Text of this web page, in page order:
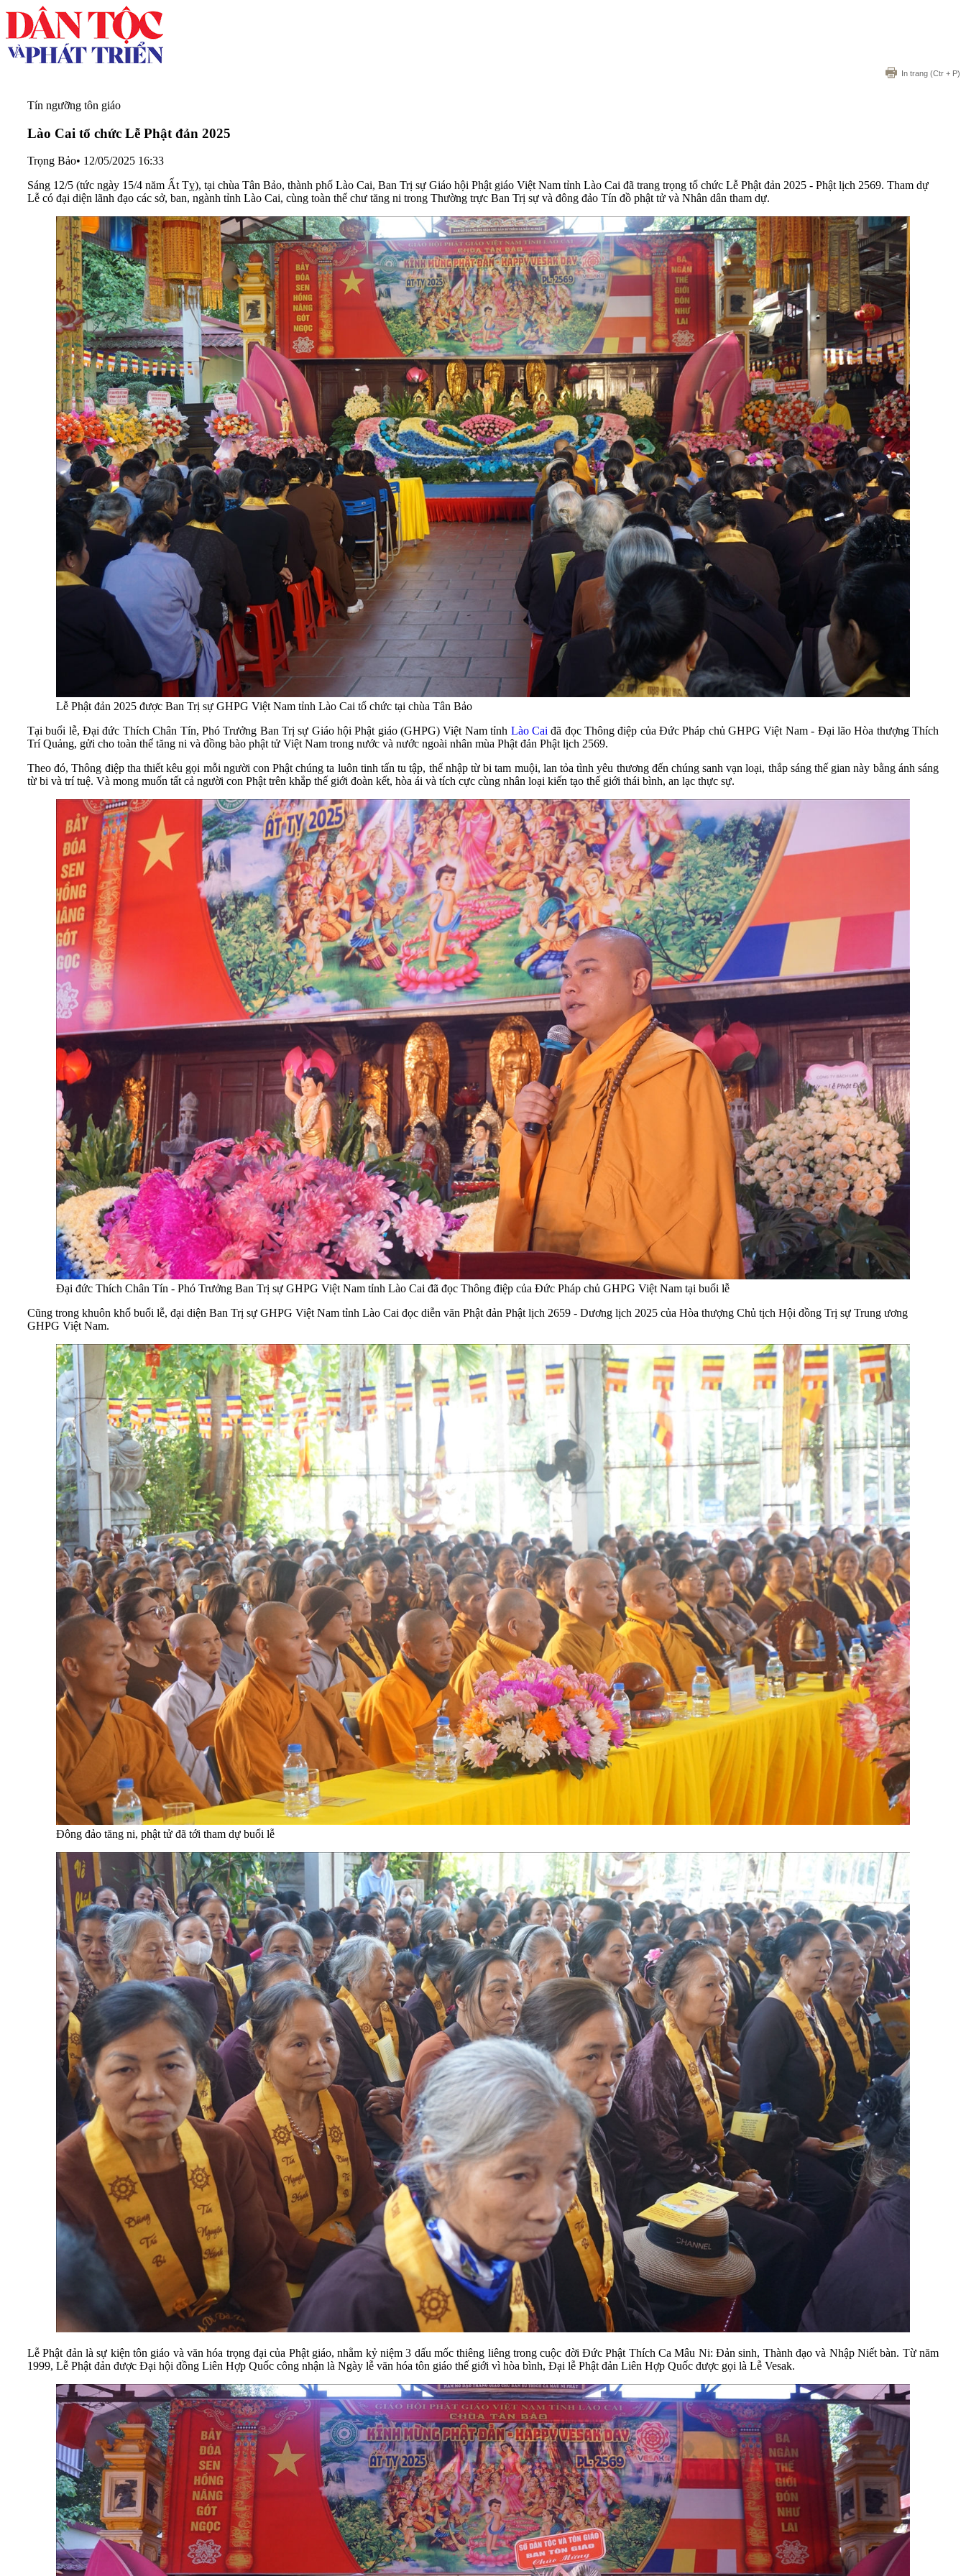
In trang (Ctr + P)
Tín ngưỡng tôn giáo
Lào Cai tổ chức Lễ Phật đản 2025
Trọng Bảo• 12/05/2025 16:33
Sáng 12/5 (tức ngày 15/4 năm Ất Tỵ), tại chùa Tân Bảo, thành phố Lào Cai, Ban Trị sự Giáo hội Phật giáo Việt Nam tỉnh Lào Cai đã trang trọng tổ chức Lễ Phật đản 2025 - Phật lịch 2569. Tham dự
Lễ có đại diện lãnh đạo các sở, ban, ngành tỉnh Lào Cai, cùng toàn thể chư tăng ni trong Thường trực Ban Trị sự và đông đảo Tín đồ phật tử và Nhân dân tham dự.
Lễ Phật đản 2025 được Ban Trị sự GHPG Việt Nam tỉnh Lào Cai tổ chức tại chùa Tân Bảo
Tại buổi lễ, Đại đức Thích Chân Tín, Phó Trưởng Ban Trị sự Giáo hội Phật giáo (GHPG)Việt Namtỉnh Lào Cai đã đọc Thông điệp của Đức Pháp chủ GHPG Việt Nam - Đại lão Hòa thượng Thích
Trí Quảng, gửi cho toàn thể tăng ni và đồng bào phật tử Việt Nam trong nước và nước ngoài nhân mùa Phật đản Phật lịch 2569.
Theo đó, Thông điệp tha thiết kêu gọi mỗi người con Phật chúng ta luôn tinh tấn tu tập, thể nhập từ bi tam muội, lan tỏa tình yêu thương đến chúng sanh vạn loại, thắp sáng thế gian này bằng ánh sáng
từ bi và trí tuệ. Và mong muốn tất cả người con Phật trên khắp thế giới đoàn kết, hòa ái và tích cực cùng nhân loại kiến tạo thế giới thái bình, an lạc thực sự.
Đại đức Thích Chân Tín - Phó Trưởng Ban Trị sự GHPG Việt Nam tỉnh Lào Cai đã đọc Thông điệp của Đức Pháp chủ GHPG Việt Nam tại buổi lễ
Cũng trong khuôn khổ buổi lễ, đại diện Ban Trị sự GHPG Việt Nam tỉnh Lào Cai đọc diễn văn Phật đản Phật lịch 2659 - Dương lịch 2025 của Hòa thượng Chủ tịch Hội đồng Trị sự Trung ương
GHPG Việt Nam.
Đông đảo tăng ni, phật tử đã tới tham dự buổi lễ
Lễ Phật đản là sự kiện tôn giáo và văn hóa trọng đại của Phật giáo, nhằm kỷ niệm 3 dấu mốc thiêng liêng trong cuộc đời Đức Phật Thích Ca Mâu Ni: Đản sinh, Thành đạo và Nhập Niết bàn. Từ năm
1999, Lễ Phật đản được Đại hội đồng Liên Hợp Quốc công nhận là Ngày lễ văn hóa tôn giáo thế giới vì hòa bình, Đại lễ Phật đản Liên Hợp Quốc được gọi là Lễ Vesak.